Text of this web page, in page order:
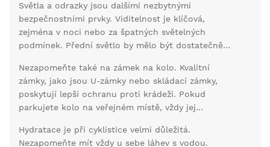
několika kilometrech pociťovat nepohodlí. Pokud se
chystáte jezdit za chladného počasí, zvažte vrstvy
oblečení, které můžete snadno sundat nebo přidat
podle potřeby. A nezapomeňte na rukavice. Nejen,
že chrání vaše ruce při pádu, ale také pomáhají
snižovat vibrace a únavu rukou.
Světla a odrazky jsou dalšími nezbytnými
bezpečnostními prvky. Viditelnost je klíčová,
zejména v noci nebo za špatných světelných
podmínek. Přední světlo by mělo být dostatečně
světlo musí být viditelné z dostatečné vzdálenosti.
Reflektivní prvky na oblečení nebo kole také
pomáhají zlepšit vaši viditelnost.
Nezapomeňte také na zámek na kolo. Kvalitní
zámky, jako jsou U-zámky nebo skládací zámky,
poskytují lepší ochranu proti krádeži. Pokud
parkujete kolo na veřejném místě, vždy jej
vyplatí.
Hydratace je při cyklistice velmi důležitá.
Nezapomeňte mít vždy u sebe láhev s vodou.